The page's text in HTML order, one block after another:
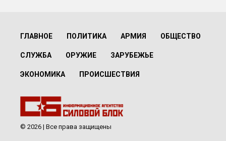
ГЛАВНОЕ ПОЛИТИКА АРМИЯ ОБЩЕСТВО
СЛУЖБА ОРУЖИЕ ЗАРУБЕЖЬЕ
ЭКОНОМИКА ПРОИСШЕСТВИЯ
© 2026 | Все права защищены